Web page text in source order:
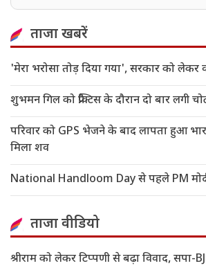
ताजा खबरें
'मेरा भरोसा तोड़ दिया गया', सरकार को
शुभमन गिल को प्रैक्टिस के दौरान दो बार लगी
परिवार को GPS भेजने के बाद लापता हुआ
मिला शव
National Handloom Day से पहले PM
ताजा वीडियो
श्रीराम को लेकर टिप्पणी से बढ़ा विवाद, सपा-